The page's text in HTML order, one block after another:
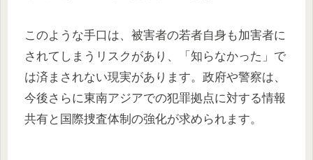
このような手口は、被害者の若者自身も加害者に
されてしまうリスクがあり、「知らなかった」で
は済まされない現実があります。政府や警察は、
今後さらに東南アジアでの犯罪拠点に対する情報
共有と国際捜査体制の強化が求められます。